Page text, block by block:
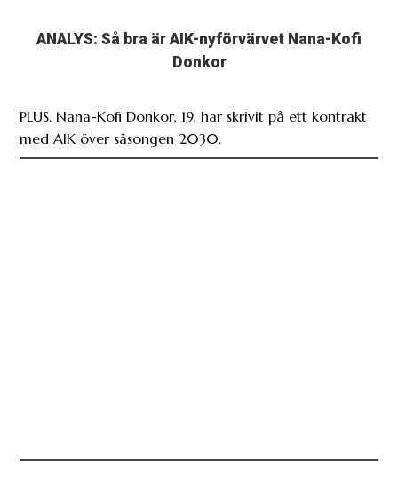
ANALYS: Så bra är AIK-nyförvärvet Nana-Kofi
Donkor
PLUS. Nana-Kofi Donkor, 19, har skrivit på ett kontrakt
med AIK över säsongen 2030.